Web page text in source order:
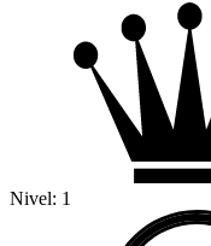
Nivel: 1